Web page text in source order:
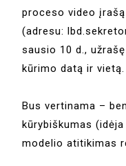
proceso video
(adresu:
sausio 10 d.,
kūrimo datą ir vietą.
Bus vertinama –
kūrybiškumas
modelio atitikimas